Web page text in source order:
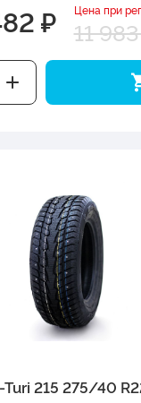
₽ Цена при
11
Turi 215 275/40